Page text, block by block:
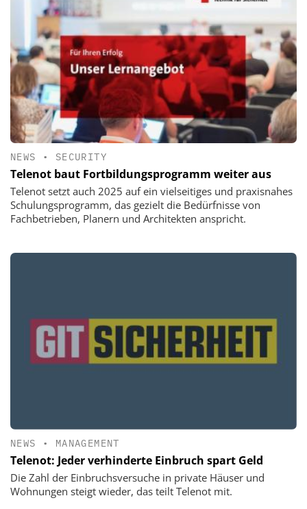
NEWS • SECURITY
Telenot baut Fortbildungsprogramm weiter aus
Telenot setzt auch 2025 auf ein vielseitiges und praxisnahes
Schulungsprogramm, das gezielt die Bedürfnisse von
Fachbetrieben, Planern und Architekten anspricht.
NEWS • MANAGEMENT
Telenot: Jeder verhinderte Einbruch spart Geld
Die Zahl der Einbruchsversuche in private Häuser und
Wohnungen steigt wieder, das teilt Telenot mit.